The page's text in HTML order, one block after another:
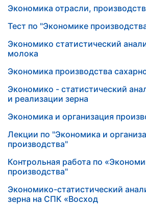
Экономика отрасли,
Тест по "Экономике
Экономико статистический
молока
Экономика производства
Экономико - статистический
и реализации зерна
Экономика и организация
Лекции по "Экономика и
производства"
Контрольная работа по
производства"
Экономико-статистический
зерна на СПК «Восход